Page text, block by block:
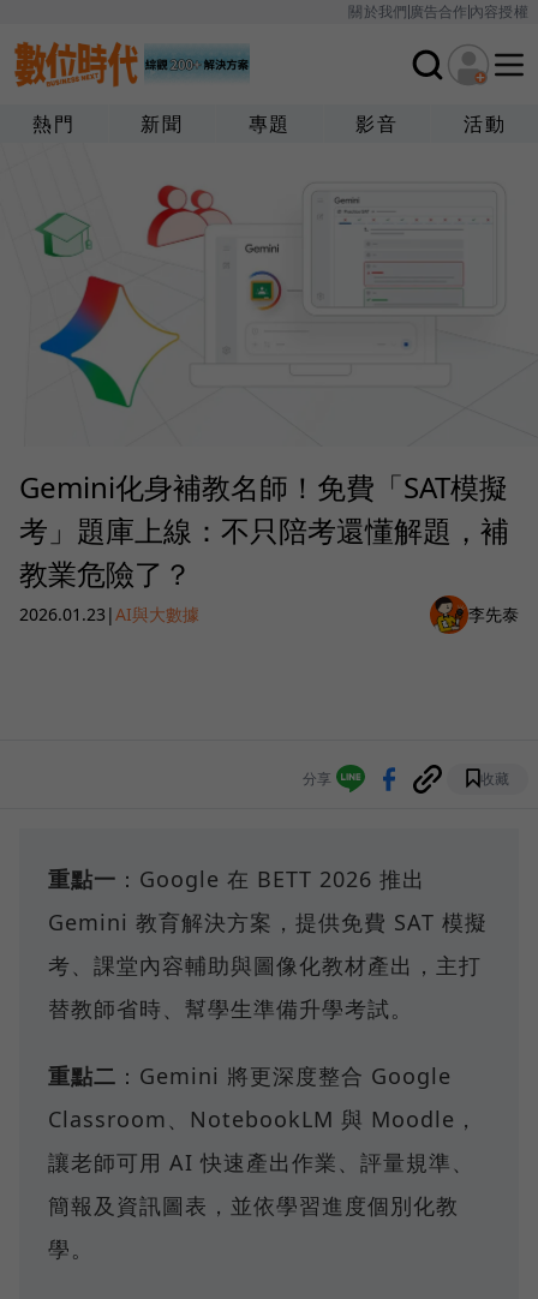
關於我們廣告合作內容授權
熱門 新聞 專題 影音 活動
Gemini化身補教名師！免費「SAT模擬
考」題庫上線：不只陪考還懂解題，補
教業危險了？
2026.01.23 |AI與大數據 李先泰
分享 收藏
重點一 ：Google 在 BETT 2026 推出
Gemini 教育解決方案，提供免費 SAT 模擬
考、課堂內容輔助與圖像化教材產出，主打
替教師省時、幫學生準備升學考試。
重點二 ：Gemini 將更深度整合 Google
Classroom、NotebookLM 與 Moodle，
讓老師可用 AI 快速產出作業、評量規準、
簡報及資訊圖表，並依學習進度個別化教
學。